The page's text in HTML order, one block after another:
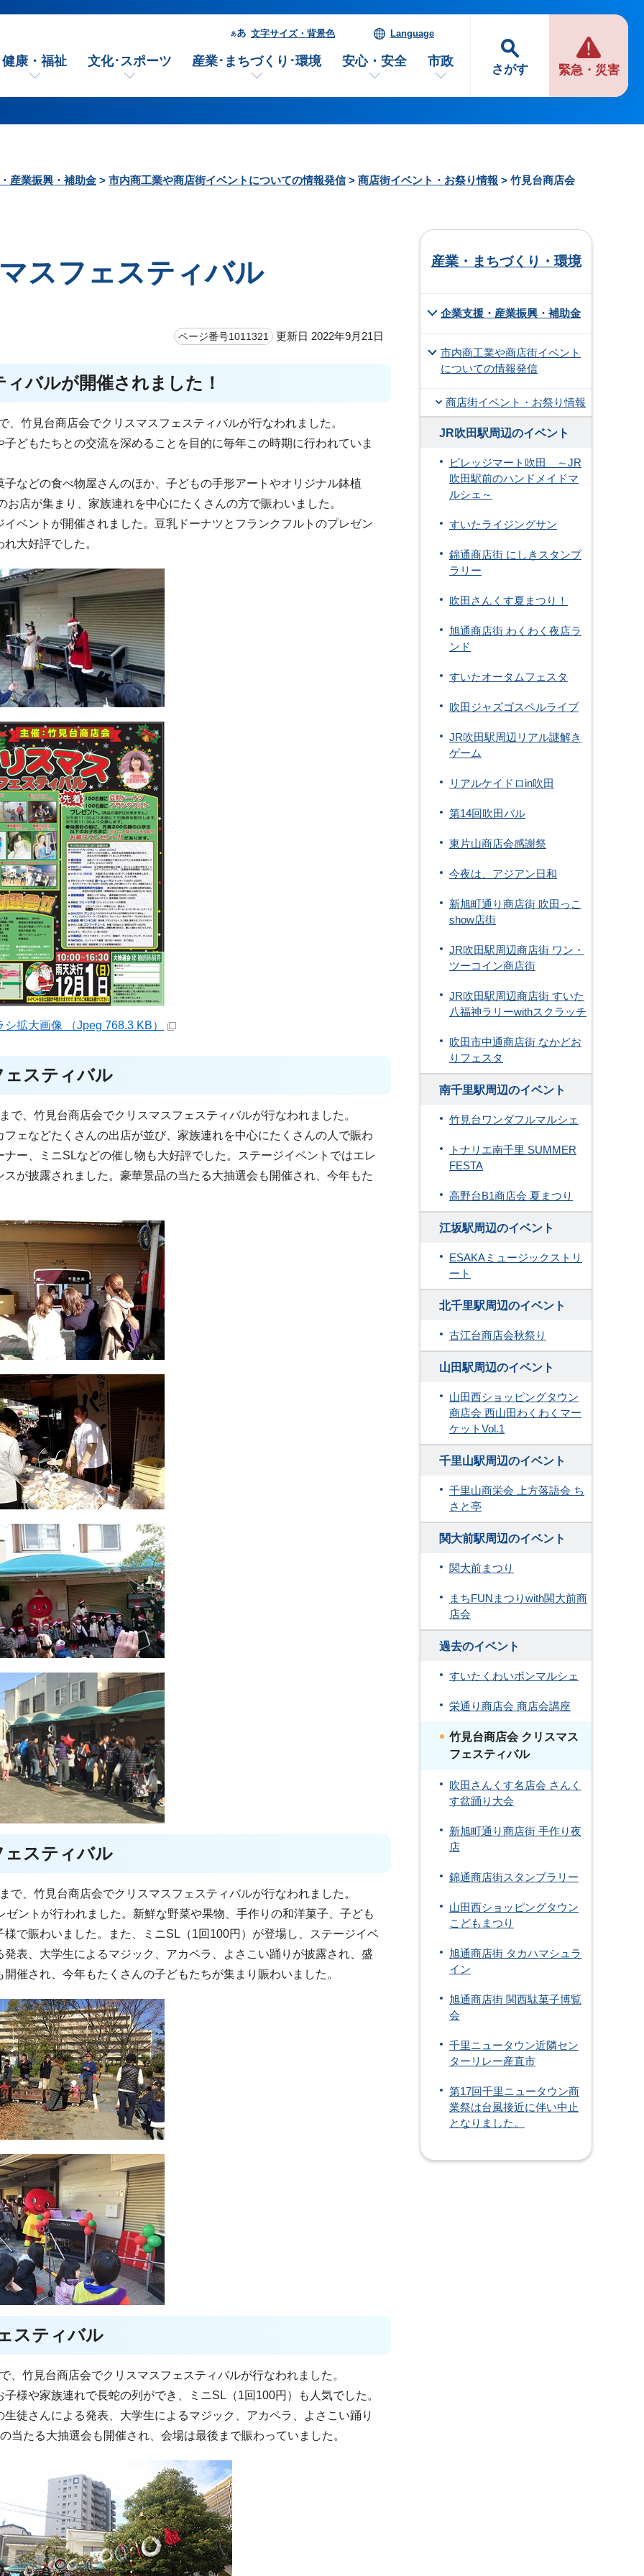
さがす 緊急・災害
文字サイズ・背景色 Language
健康・福祉 文化･スポーツ 産業･まちづくり･環境 安心・安全 市政
産業振興・補助金 > 市内商工業や商店街イベントについての情報発信> 商店街イベント・お祭り情報 > 竹見台商店会
スフェスティバル
ページ番号1011321 更新日 2022年9月21日
バルが開催されました！
竹見台商店会でクリスマスフェスティバルが行なわれました。
どもたちとの交流を深めることを目的に毎年この時期に行われていま
などの食べ物屋さんのほか、子どもの手形アートやオリジナル鉢植
店が集まり、家族連れを中心にたくさんの方で賑わいました。
ベントが開催されました。豆乳ドーナツとフランクフルトのプレゼン
大好評でした。
拡大画像 （Jpeg 768.3 KB）
ェスティバル
、竹見台商店会でクリスマスフェスティバルが行なわれました。
ェなどたくさんの出店が並び、家族連れを中心にたくさんの人で賑わ
ー、ミニSLなどの催し物も大好評でした。ステージイベントではエレ
が披露されました。豪華景品の当たる大抽選会も開催され、今年もた
ェスティバル
、竹見台商店会でクリスマスフェスティバルが行なわれました。
ントが行われました。新鮮な野菜や果物、手作りの和洋菓子、子ども
で賑わいました。また、ミニSL（1回100円）が登場し、ステージイベ
表、大学生によるマジック、アカペラ、よさこい踊りが披露され、盛
催され、今年もたくさんの子どもたちが集まり賑わいました。
スティバル
竹見台商店会でクリスマスフェスティバルが行なわれました。
様や家族連れで長蛇の列ができ、ミニSL（1回100円）も人気でした。
徒さんによる発表、大学生によるマジック、アカペラ、よさこい踊り
当たる大抽選会も開催され、会場は最後まで賑わっていました。
産業・まちづくり・環境
企業支援・産業振興・補助金
市内商工業や商店街イベント
についての情報発信
商店街イベント・お祭り情報
JR吹田駅周辺のイベント
ビレッジマート吹田 ～JR
吹田駅前のハンドメイドマ
ルシェ～
すいたライジングサン
錦通商店街 にしきスタンプ
ラリー
吹田さんくす夏まつり！
旭通商店街 わくわく夜店ラ
ンド
すいたオータムフェスタ
吹田ジャズゴスペルライブ
JR吹田駅周辺リアル謎解き
ゲーム
リアルケイドロin吹田
第14回吹田バル
東片山商店会感謝祭
今夜は、アジアン日和
新旭町通り商店街 吹田っこ
show店街
JR吹田駅周辺商店街 ワン・
ツーコイン商店街
JR吹田駅周辺商店街 すいた
八福神ラリーwithスクラッチ
吹田市中通商店街 なかどお
りフェスタ
南千里駅周辺のイベント
竹見台ワンダフルマルシェ
トナリエ南千里 SUMMER
FESTA
高野台B1商店会 夏まつり
江坂駅周辺のイベント
ESAKAミュージックストリ
ート
北千里駅周辺のイベント
古江台商店会秋祭り
山田駅周辺のイベント
山田西ショッピングタウン
商店会 西山田わくわくマー
ケットVol.1
千里山駅周辺のイベント
千里山商栄会 上方落語会 ち
さと亭
関大前駅周辺のイベント
関大前まつり
まちFUNまつりwith関大前商
店会
過去のイベント
すいたくわいボンマルシェ
栄通り商店会 商店会講座
竹見台商店会 クリスマス
フェスティバル
吹田さんくす名店会 さんく
す盆踊り大会
新旭町通り商店街 手作り夜
店
錦通商店街スタンプラリー
山田西ショッピングタウン
こどもまつり
旭通商店街 タカハマシュラ
イン
旭通商店街 関西駄菓子博覧
会
千里ニュータウン近隣セン
ターリレー産直市
第17回千里ニュータウン商
業祭は台風接近に伴い中止
となりました。